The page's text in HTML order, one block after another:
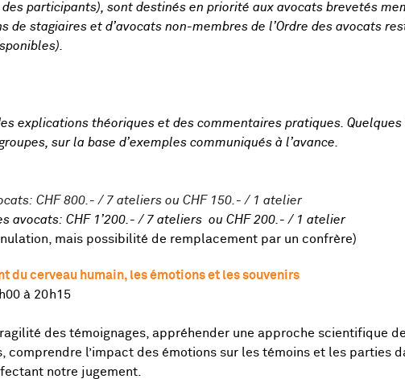
participants), sont destinés en priorité aux avocats brevetés
de stagiaires et d’avocats non-membres de l’Ordre des avocats
explications théoriques et des commentaires pratiques. Quelques
sur la base d’exemples communiqués à l’avance.
CHF 800.- / 7 ateliers ou CHF 150.- / 1 atelier
avocats: CHF 1’200.- / 7 ateliers ou CHF 200.- / 1 atelier
mais possibilité de remplacement par un confrère)
du cerveau humain, les émotions et les souvenirs
à 20h15
des témoignages, appréhender une approche scientifique
comprendre l’impact des émotions sur les témoins et les parties
notre jugement.